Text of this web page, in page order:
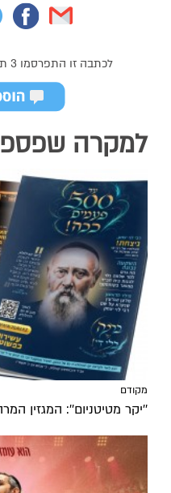
לכתבה זו התפרסמו 3 תגובות -
למקרה
מקודם
''יקר מטיטניום'': המגזין